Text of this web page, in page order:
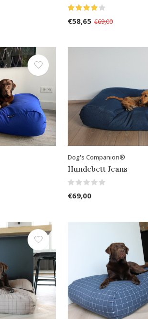
€58,65 €69,00
Dog's Companion®
Hundebett Jeans
€69,00